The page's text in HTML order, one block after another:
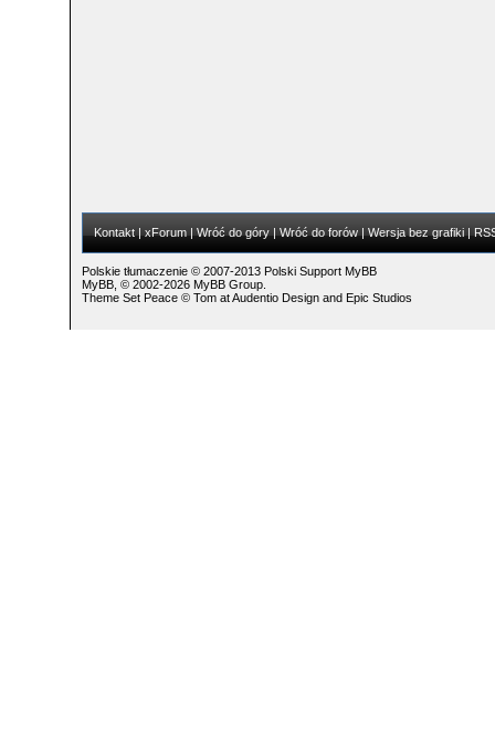
Kontakt| xForum| Wróć do góry| Wróć do forów| Wersja bez grafiki|
Polskie tłumaczenie © 2007-2013 Polski Support MyBB
MyBB, © 2002-2026 MyBB Group.
Theme Set Peace © TomatAudentio Designand Epic Studios